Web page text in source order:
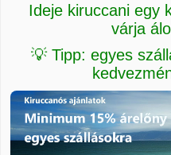
Ideje kiruccani egy
várja
💡 Tipp: egyes